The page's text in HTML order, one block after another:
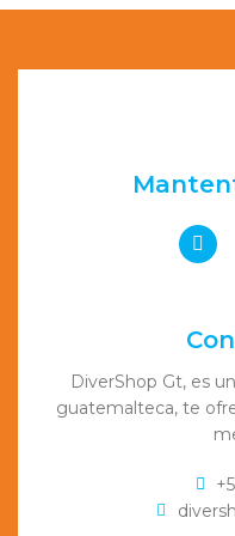
DiverShop Gt, es
guatemalteca, te